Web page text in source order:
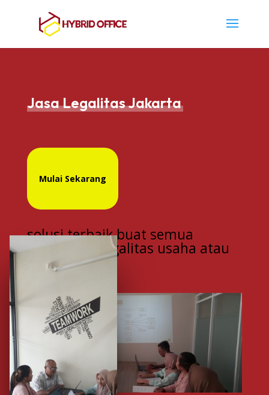
Jasa Legalitas Jakarta
Mulai Sekarang
solusi terbaik buat semua
kebutuhan legalitas usaha atau
yayasan